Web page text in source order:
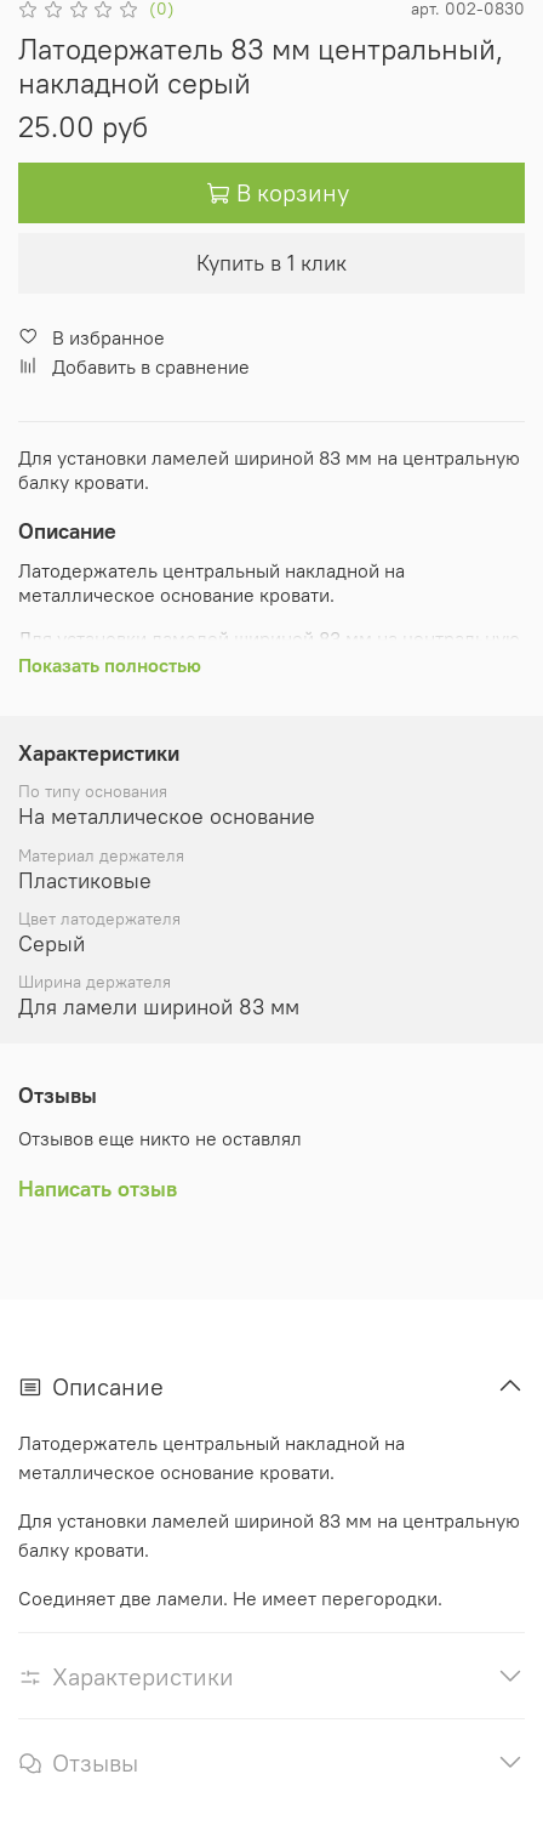
(0) арт. 002-0830
Латодержатель 83 мм центральный,
накладной серый
25.00 руб
В корзину
Купить в 1 клик
В избранное
Добавить в сравнение
Для установки ламелей шириной 83 мм на центральную
балку кровати.
Описание
Латодержатель центральный накладной на
металлическое основание кровати.
Для установки ламелей шириной 83 мм на центральную
балку кровати.
Показать полностью
Характеристики
По типу основания
На металлическое основание
Материал держателя
Пластиковые
Цвет латодержателя
Серый
Ширина держателя
Для ламели шириной 83 мм
Отзывы
Отзывов еще никто не оставлял
Написать отзыв
Описание
Латодержатель центральный накладной на
металлическое основание кровати.
Для установки ламелей шириной 83 мм на центральную
балку кровати.
Соединяет две ламели. Не имеет перегородки.
Характеристики
Отзывы